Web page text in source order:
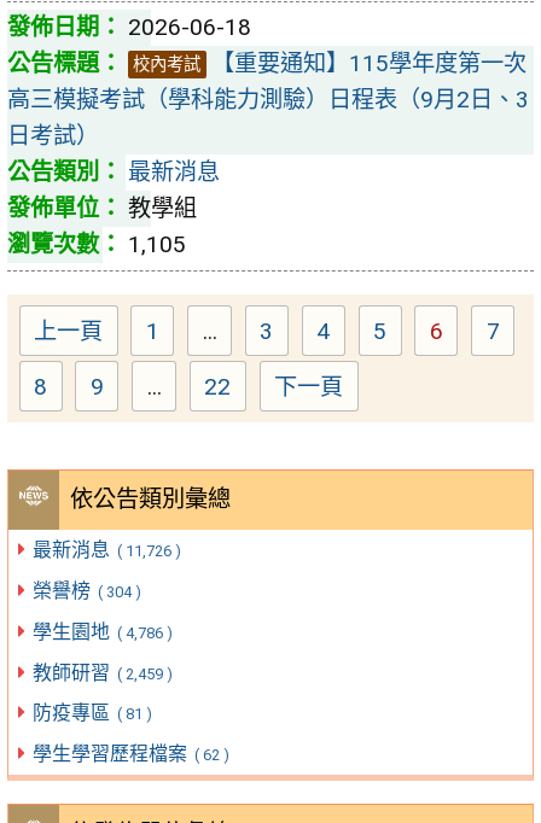
依公告類別彙總
最新消息 ( 11,726 )
榮譽榜 ( 304 )
學生園地 ( 4,786 )
教師研習 ( 2,459 )
防疫專區 ( 81 )
學生學習歷程檔案 ( 62 )
2026-06-18
校內考試
【重要通知】115學年度第一次
高三模擬考試（學科能力測驗）日程表（9月2日、3
日考試）
最新消息
教學組
1,105
上一頁 Page
1 ... Page
3 Page
4 Page
5 Page
6 7
Page
8 Page
9 ... Page
22 下一頁